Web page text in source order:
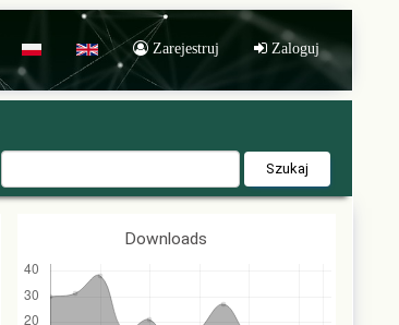
POL ENG Zarejestruj Zaloguj
Szukaj
Downloads